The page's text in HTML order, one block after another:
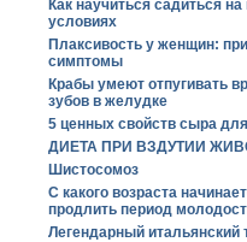
Как научиться садиться
условиях
Плаксивость у женщин:
симптомы
Крабы умеют отпугивать
зубов в желудке
5 ценных свойств сыра
ДИЕТА ПРИ ВЗДУТИИ
Шистосомоз
С какого возраста
продлить период
Легендарный итальянский